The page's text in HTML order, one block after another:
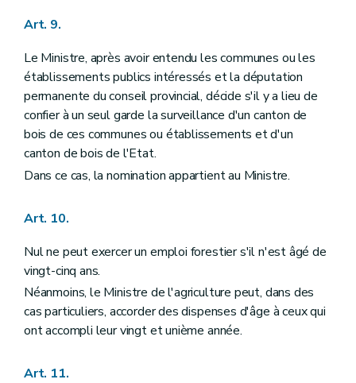
Art. 156
Art. 158
Art. 159
Art. 160
Art. 161
Art. 162
Art. 163
Art. 164
Art. 166
Art. 169
Art. 171
Art. 172
Art. 173
Art. 174
Art. 175
Art. 176
Art. 178
Art. 9.
Le Ministre, après avoir entendu les communes ou les
établissements publics intéressés et la députation
permanente du conseil provincial, décide s'il y a lieu de
confier à un seul garde la surveillance d'un canton de
bois de ces communes ou établissements et d'un
canton de bois de l'Etat.
Dans ce cas, la nomination appartient au Ministre.
Art. 10.
Nul ne peut exercer un emploi forestier s'il n'est âgé de
vingt-cinq ans.
Néanmoins, le Ministre de l'agriculture peut, dans des
cas particuliers, accorder des dispenses d'âge à ceux qui
ont accompli leur vingt et unième année.
Art. 11.